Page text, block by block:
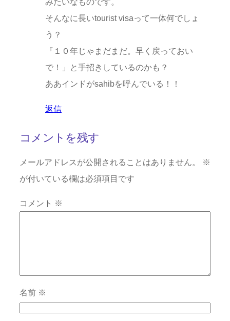
そんなに長いtourist visaって一体何でしょ
う？
『１０年じゃまだまだ。早く戻っておい
で！」と手招きしているのかも？
ああインドがsahibを呼んでいる！！
返信
コメントを残す
メールアドレスが公開されることはありません。
※
が付いている欄は必須項目です
コメント ※
名前 ※